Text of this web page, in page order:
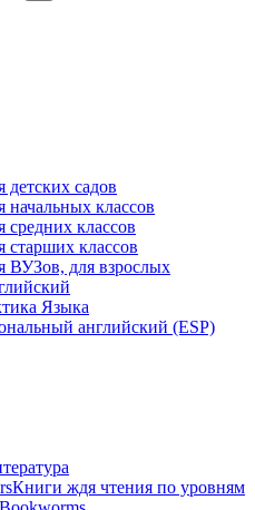
садов
начальных классов
средних классов
старших классов
ВУЗов, для взрослых
Языка
английский (ESP)
Книги ждя чтения по уровням